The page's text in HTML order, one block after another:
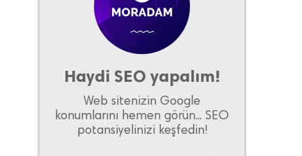
Haydi SEO yapalım!
Web sitenizin Google
konumlarını hemen görün... SEO
potansiyelinizi keşfedin!